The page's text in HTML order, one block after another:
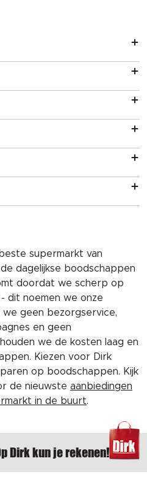
supermarkt van
dagelijkse boodschappen
doordat we scherp op
dit noemen we onze
we geen bezorgservice,
en geen
we de kosten laag en
Kiezen voor Dirk
op boodschappen. Kijk
de nieuwste aanbiedingen
in de buurt.
Dirk kun je rekenen!